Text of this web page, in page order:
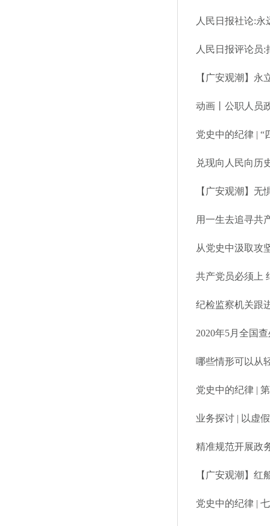
人民日报社论:
人民日报评论员
【广安观潮】
动画丨公职人员
党史中的纪律 | “
兑现向人民向历
【广安观潮】
用一生去追寻共
从党史中汲取攻
共产党员必须上
纪检监察机关跟
2020年5月全国
哪些情形可以从
党史中的纪律 |
业务探讨 | 以虚
精准规范开展政
【广安观潮】红
党史中的纪律 |